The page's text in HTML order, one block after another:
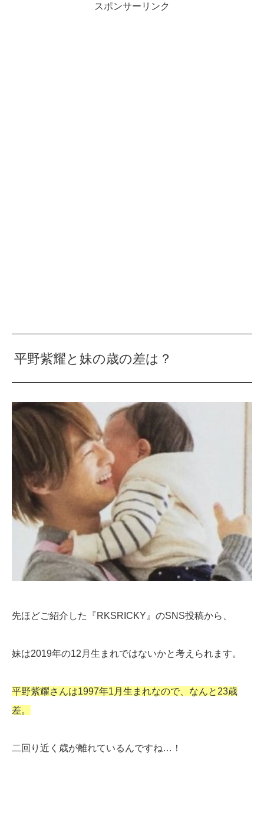
スポンサーリンク
平野紫耀と妹の歳の差は？
先ほどご紹介した『RKSRICKY』のSNS投稿から、
妹は2019年の12月生まれではないかと考えられます。
平野紫耀さんは1997年1月生まれなので、なんと23歳
差。
二回り近く歳が離れているんですね…！